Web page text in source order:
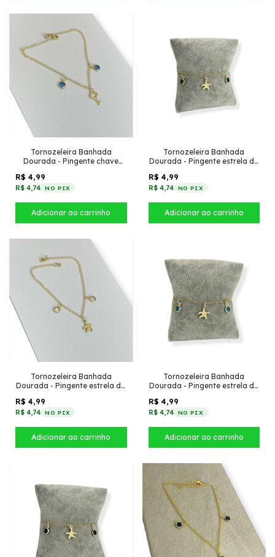
Tornozeleira Banhada
Dourada - Pingente chave
R$ 4,99
R$ 4,74 NO PIX
Tornozeleira Banhada
Dourada - Pingente estrela do
R$ 4,99
R$ 4,74 NO PIX
Tornozeleira Banhada
Dourada - Pingente estrela do
(Transparente)
R$ 4,99
R$ 4,74 NO PIX
Tornozeleira Banhada
Dourada - Pingente estrela do
(Azul Inverno)
R$ 4,99
R$ 4,74 NO PIX